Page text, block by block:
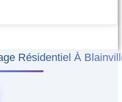
Résidentiel À